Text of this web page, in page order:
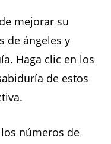
mejorar su
de ángeles y
Haga clic en los
de estos
números de